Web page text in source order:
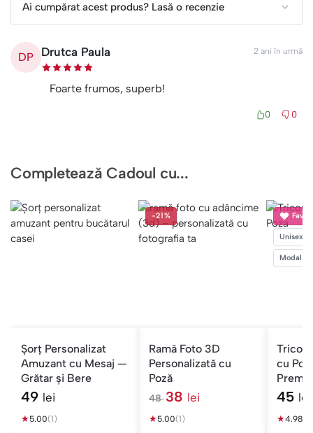
Ai cumpărat acest produs? Lasă o recenzie
DP Drutca Paula 2 ani în urmă
Foarte frumos, superb!
0 0
Completează Cadoul cu...
Șorț Personalizat
Amuzant cu Mesaj —
Grătar și Bere
49 lei
★5.00(1)
-21%
Ramă Foto 3D
Personalizată cu
Poză
48
e
38 lei
★5.00(1)
Unisex
Modal
Tricou
cu
45 lei
★4.98